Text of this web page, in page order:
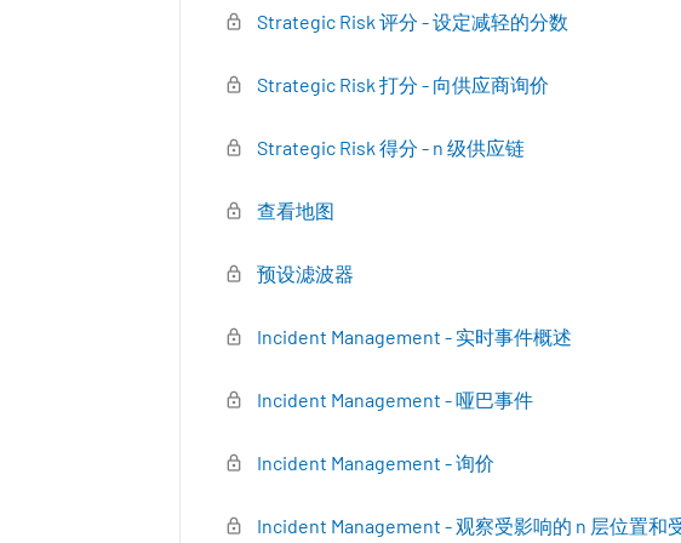
Strategic Risk 评分 - 设定减轻的分数
Strategic Risk 打分 - 向供应商询价
Strategic Risk 得分 - n 级供应链
查看地图
预设滤波器
Incident Management - 实时事件概述
Incident Management - 哑巴事件
Incident Management - 询价
Incident Management - 观察受影响的 n 层位置和